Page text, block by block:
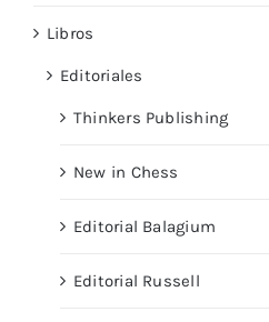
Libros
Editoriales
Thinkers Publishing
New in Chess
Editorial Balagium
Editorial Russell